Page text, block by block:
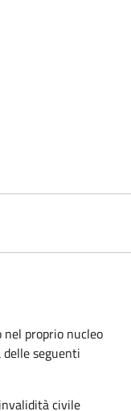
proprio nucleo
seguenti
civile